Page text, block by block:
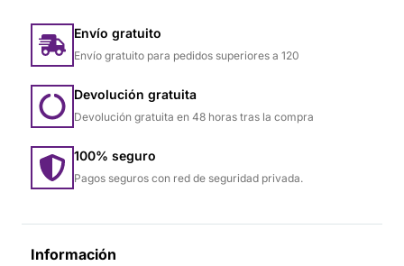
Envío gratuito
Envío gratuito para pedidos superiores a 120
Devolución gratuita
Devolución gratuita en 48 horas tras la compra
100% seguro
Pagos seguros con red de seguridad privada.
Información